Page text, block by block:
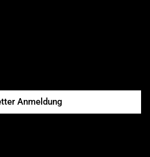
Anmeldung